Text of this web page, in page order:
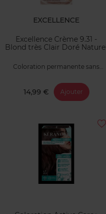
EXCELLENCE
Excellence Crème 9.31 -
Blond très Clair Doré Naturel
Coloration permanente sans
14,99 € Ajouter